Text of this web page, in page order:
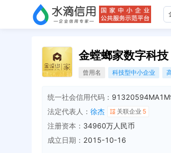
金螳螂家数字科
曾用名 科技型中小企业
统一社会信用代码：
法定代表人： 徐杰 关联企业 5
注册资本： 34960万人民币
成立日期： 2015-10-16